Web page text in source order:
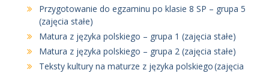
Przygotowanie do egzaminu po klasie 8 SP – grupa 5
(zajęcia stałe)
Matura z języka polskiego – grupa 1 (zajęcia stałe)
Matura z języka polskiego – grupa 2 (zajęcia stałe)
Teksty kultury na maturze z języka polskiego (zajęcia